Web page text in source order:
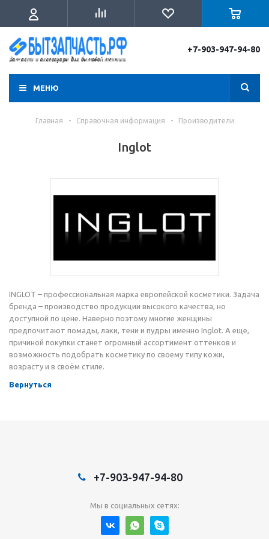
+7-903-947-94-80
МЕНЮ
Главная - Справочная информация - Производители
Inglot
INGLOT – профессиональная марка европейской косметики. Задача
бренда – производство продукции высокого качества, но
доступной по цене. Наверно поэтому многие женщины
предпочитают помады, лаки, тени и пудры именно Inglot. А еще,
причиной покупки станет огромный ассортимент оттенков и
возможность подобрать косметику по своему типу кожи,
возрасту и в своём стиле.
Вернуться
+7-903-947-94-80
Мы в социальных сетях: